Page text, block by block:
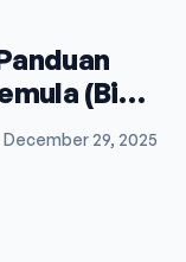
(Biar
December 29, 2025